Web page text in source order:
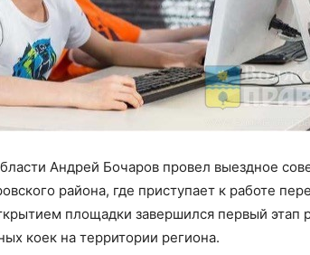
Андрей Бочаров провел выездное
района, где приступает к работе
площадки завершился первый этап
коек на территории региона.